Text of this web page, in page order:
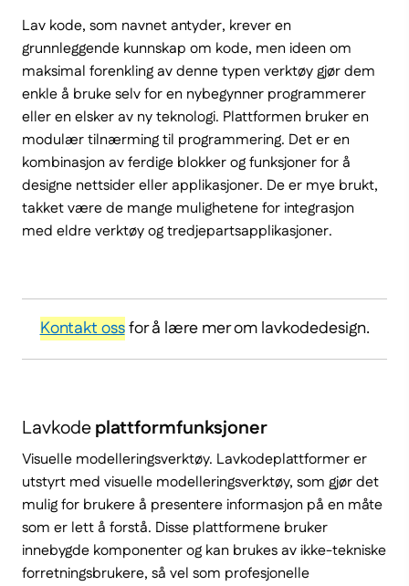
Lav kode, som navnet antyder, krever en
grunnleggende kunnskap om kode, men ideen om
maksimal forenkling av denne typen verktøy gjør dem
enkle å bruke selv for en nybegynner programmerer
eller en elsker av ny teknologi. Plattformen bruker en
modulær tilnærming til programmering. Det er en
kombinasjon av ferdige blokker og funksjoner for å
designe nettsider eller applikasjoner. De er mye brukt,
takket være de mange mulighetene for integrasjon
med eldre verktøy og tredjepartsapplikasjoner.
Kontakt ossfor å lære mer om lavkodedesign.
Lavkodeplattformfunksjoner
Visuelle modelleringsverktøy. Lavkodeplattformer er
utstyrt med visuelle modelleringsverktøy, som gjør det
mulig for brukere å presentere informasjon på en måte
som er lett å forstå. Disse plattformene bruker
innebygde komponenter og kan brukes av ikke-tekniske
forretningsbrukere, så vel som profesjonelle